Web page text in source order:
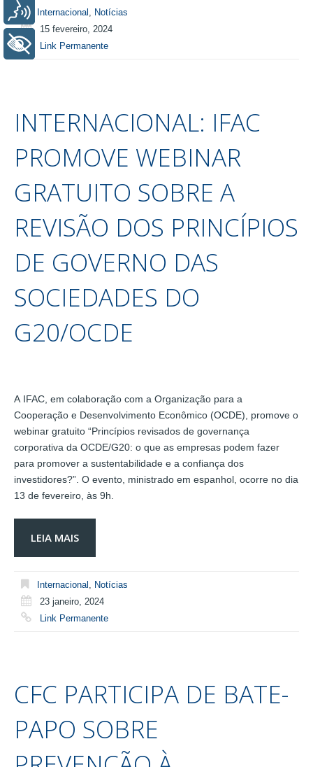
Internacional , Notícias
15 fevereiro, 2024
Link Permanente
INTERNACIONAL: IFAC
PROMOVE WEBINAR
GRATUITO SOBRE A
REVISÃO DOS PRINCÍPIOS
DE GOVERNO DAS
SOCIEDADES DO
G20/OCDE
A IFAC, em colaboração com a Organização para a
Cooperação e Desenvolvimento Econômico (OCDE), promove o
webinar gratuito “Princípios revisados de governança
corporativa da OCDE/G20: o que as empresas podem fazer
para promover a sustentabilidade e a confiança dos
investidores?”. O evento, ministrado em espanhol, ocorre no dia
13 de fevereiro, às 9h.
LEIA MAIS
Internacional
Notícias
23 janeiro, 2024
Link Permanente
CFC PARTICIPA DE BATE-
PAPO SOBRE
Voz
+ Acessibilidade